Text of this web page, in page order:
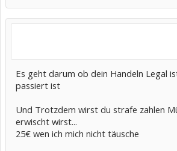
Es geht darum ob dein Handeln Legal
passiert ist
Und Trotzdem wirst du strafe zahlen
erwischt wirst...
25€ wen ich mich nicht täusche